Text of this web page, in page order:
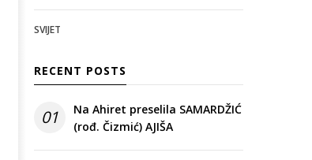
SVIJET
RECENT POSTS
01
Na Ahiret preselila SAMARDŽIĆ
(rođ. Čizmić) AJIŠA